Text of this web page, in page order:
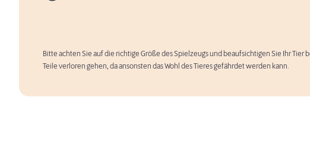
Bitte achten Sie auf die richtige Größe des Spielzeugs und beaufsichtigen Sie Ihr
Teile verloren gehen, da ansonsten das Wohl des Tieres gefährdet werden kann.